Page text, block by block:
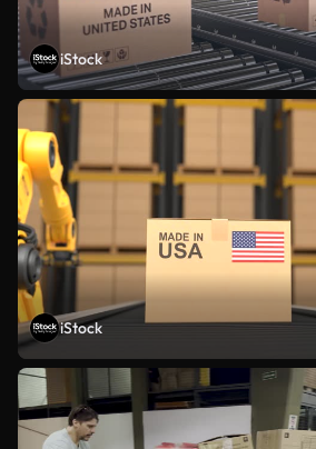
iStock
iStock